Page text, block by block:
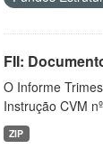
FII:
O Informe
Instrução CVM
ZIP